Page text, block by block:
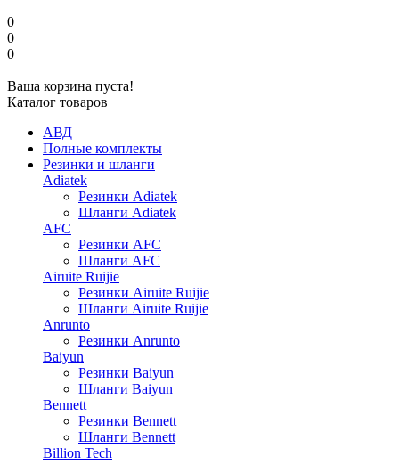
0
0
0
Ваша корзина пуста!
Каталог товаров
АВД
Полные комплекты
Резинки и шланги
Adiatek
Резинки Adiatek
Шланги Adiatek
AFC
Резинки AFC
Шланги AFC
Airuite Ruijie
Резинки Airuite Ruijie
Шланги Airuite Ruijie
Anrunto
Резинки Anrunto
Baiyun
Резинки Baiyun
Шланги Baiyun
Bennett
Резинки Bennett
Шланги Bennett
Billion Tech